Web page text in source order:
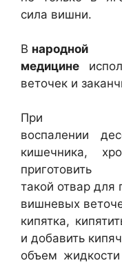
сила вишни.
В народной
медицине
веточек и
При
воспалении
кишечника,
приготовить
такой отвар для
вишневых
кипятка,
и добавить
объем